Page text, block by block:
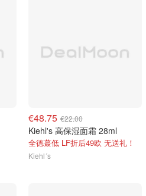
€48.75 €22.00
Kiehl's 高保湿面霜 28ml
全德蕞低 LF折后49欧 无送礼！
Kiehl´s